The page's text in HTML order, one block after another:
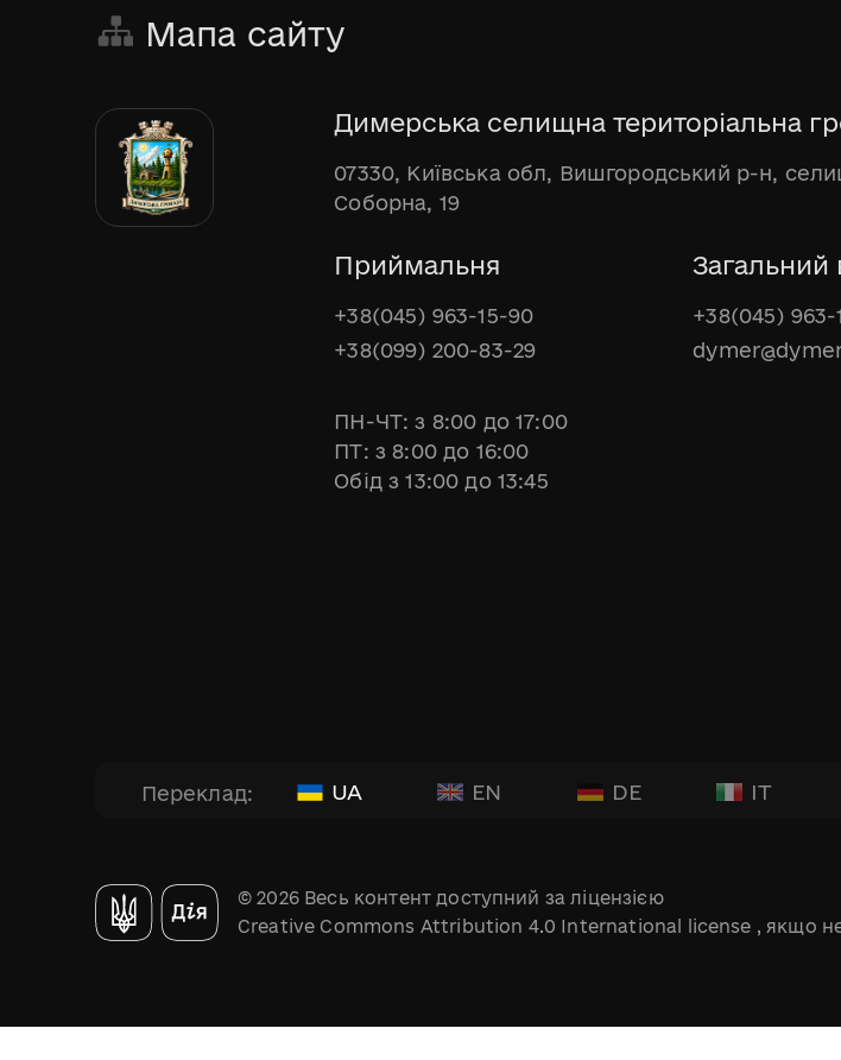
Мапа сайту
Димерська селищна територіальна
07330, Київська обл, Вишгородський р-н,
Соборна, 19
Приймальня
+38(045) 963-15-90
+38(099) 200-83-29
ПН-ЧТ: з 8:00 до 17:00
ПТ: з 8:00 до 16:00
Обід з 13:00 до 13:45
Загальний
+38(045) 963-
Переклад: UA EN DE IT
© 2026 Весь контент доступний за ліцензією
Creative Commons Attribution 4.0 International license , якщо